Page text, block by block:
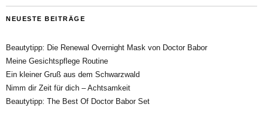
NEUESTE BEITRÄGE
Beautytipp: Die Renewal Overnight Mask von Doctor Babor
Meine Gesichtspflege Routine
Ein kleiner Gruß aus dem Schwarzwald
Nimm dir Zeit für dich – Achtsamkeit
Beautytipp: The Best Of Doctor Babor Set